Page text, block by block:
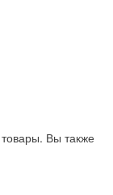
Вы также